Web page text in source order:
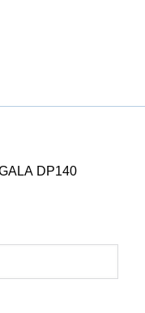
DP140